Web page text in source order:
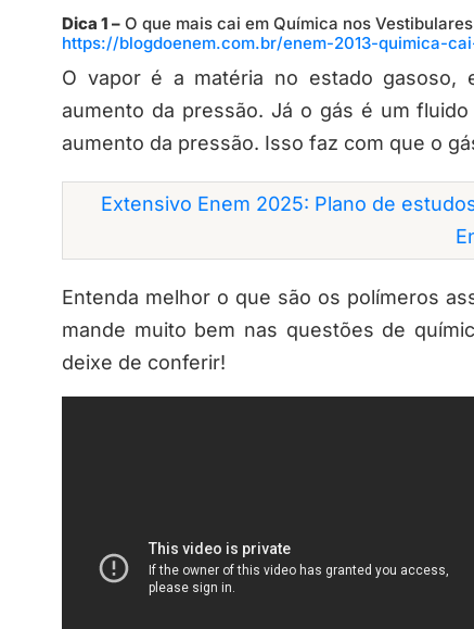
Dica 1 – O que mais cai em Química nos
https://blogdoenem.com.br/enem-2013-quimica-
O vapor é a matéria no estado
aumento da pressão. Já o gás é um
aumento da pressão. Isso faz com que o
Extensivo Enem 2025: Plano de
Entenda melhor o que são os polímeros
mande muito bem nas questões de
deixe de conferir!